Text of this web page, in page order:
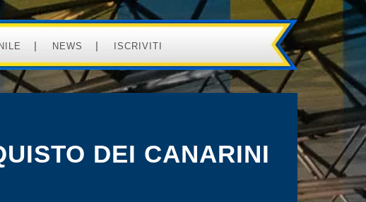
NEWS ISCRIVITI
DEI CANARINI